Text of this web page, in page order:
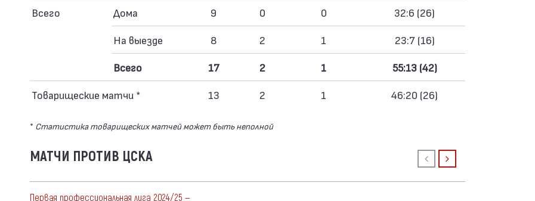
Всего Дома 9 0 0 32:6 (26)
На выезде 8 2 1 23:7 (16)
Всего 17 2 1 55:13 (42)
Товарищеские матчи * 13 2 1 46:20 (26)
* Статистика товарищеских матчей может быть неполной
МАТЧИ ПРОТИВ ЦСКА
Первая профессиональная лига 2024/25 —